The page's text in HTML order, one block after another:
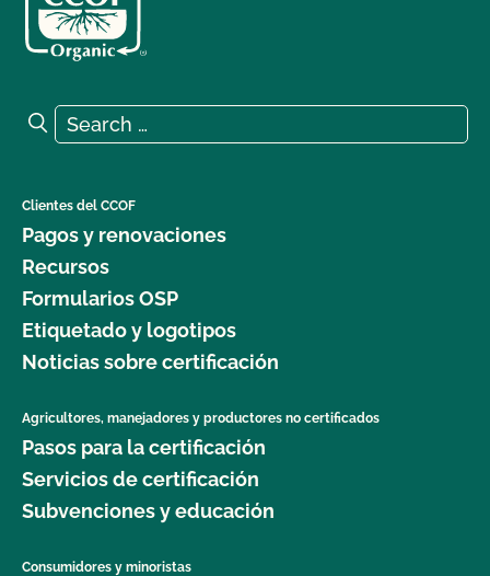
Search for:
Search
Clientes del CCOF
Pagos y renovaciones
Recursos
Formularios OSP
Etiquetado y logotipos
Noticias sobre certificación
Agricultores, manejadores y productores no certificados
Pasos para la certificación
Servicios de certificación
Subvenciones y educación
Consumidores y minoristas